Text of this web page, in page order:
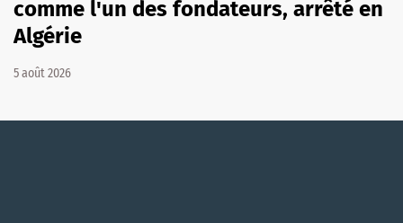
comme l'un des fondateurs, arrêté en
Algérie
5 août 2026